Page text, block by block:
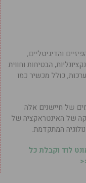
והדיגיטליים,
הבטיחות וחווית
כולל מכשיר כמו
של חיישנים אלה
של האינטראקציה של
המתקדמת.
לוד וקבלת כל